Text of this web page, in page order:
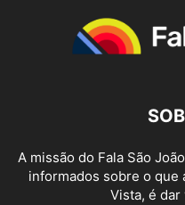
A missão do Fala São
informados sobre o que
Vista, é dar